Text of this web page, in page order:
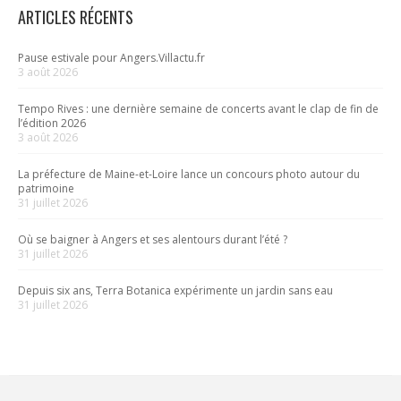
ARTICLES RÉCENTS
Pause estivale pour Angers.Villactu.fr
3 août 2026
Tempo Rives : une dernière semaine de concerts avant le clap de fin de
l’édition 2026
3 août 2026
La préfecture de Maine-et-Loire lance un concours photo autour du
patrimoine
31 juillet 2026
Où se baigner à Angers et ses alentours durant l’été ?
31 juillet 2026
Depuis six ans, Terra Botanica expérimente un jardin sans eau
31 juillet 2026